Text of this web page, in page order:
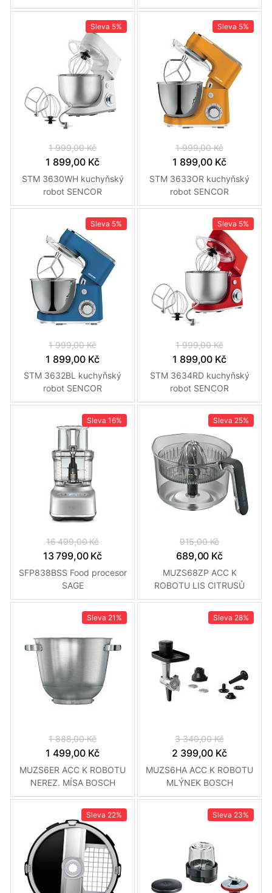
Sleva 5%
1 999,00 Kč
1 899,00 Kč
STM 3630WH kuchyňský
robot SENCOR
Sleva 5%
1 999,00 Kč
1 899,00 Kč
STM 3633OR kuchyňský
robot SENCOR
Sleva 5%
1 999,00 Kč
1 899,00 Kč
STM 3632BL kuchyňský
robot SENCOR
Sleva 5%
1 999,00 Kč
1 899,00 Kč
STM 3634RD kuchyňský
robot SENCOR
Sleva 16%
16 499,00 Kč
13 799,00 Kč
SFP838BSS Food procesor
SAGE
Sleva 25%
915,00 Kč
689,00 Kč
MUZS68ZP ACC K
ROBOTU LIS CITRUSŮ
BOSCH
Sleva 21%
1 888,00 Kč
1 499,00 Kč
MUZS6ER ACC K ROBOTU
NEREZ. MÍSA BOSCH
Sleva 28%
3 340,00 Kč
2 399,00 Kč
MUZS6HA ACC K ROBOTU
MLÝNEK BOSCH
Sleva 22% Sleva 23%